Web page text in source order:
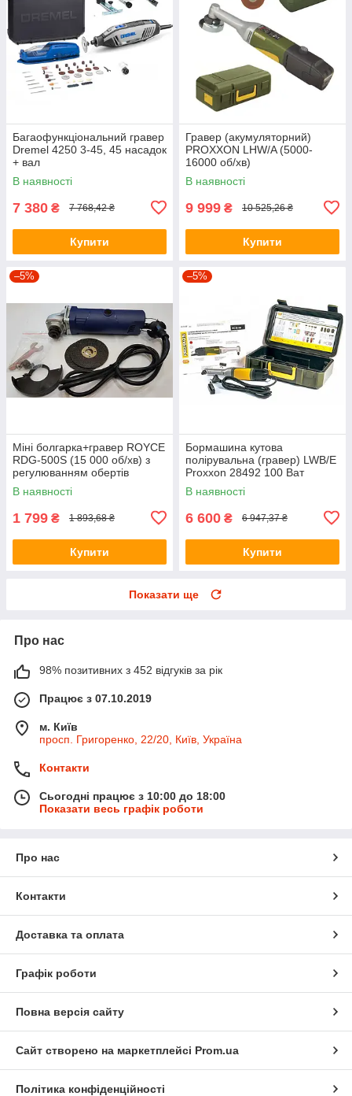
Багаофункціональний гравер
Dremel 4250 3-45, 45 насадок
+ вал
В наявності
7 380 ₴ 7 768,42 ₴
Купити
Гравер (акумуляторний)
PROXXON LHW/A (5000-
16000 об/хв)
В наявності
9 999 ₴ 10 525,26 ₴
Купити
–5%
Міні болгарка+гравер ROYCE
RDG-500S (15 000 об/хв) з
регулюванням обертів
В наявності
1 799 ₴ 1 893,68 ₴
Купити
–5%
Бормашина кутова
полірувальна (гравер) LWB/E
Proxxon 28492 100 Ват
В наявності
6 600 ₴ 6 947,37 ₴
Купити
Показати ще
Про нас
98% позитивних з 452 відгуків за рік
Працює з 07.10.2019
м. Київ
просп. Григоренко, 22/20, Київ, Україна
Контакти
Сьогодні працює з 10:00 до 18:00
Показати весь графік роботи
Про нас
Контакти
Доставка та оплата
Графік роботи
Повна версія сайту
Сайт створено на маркетплейсі Prom.ua
Політика конфіденційності